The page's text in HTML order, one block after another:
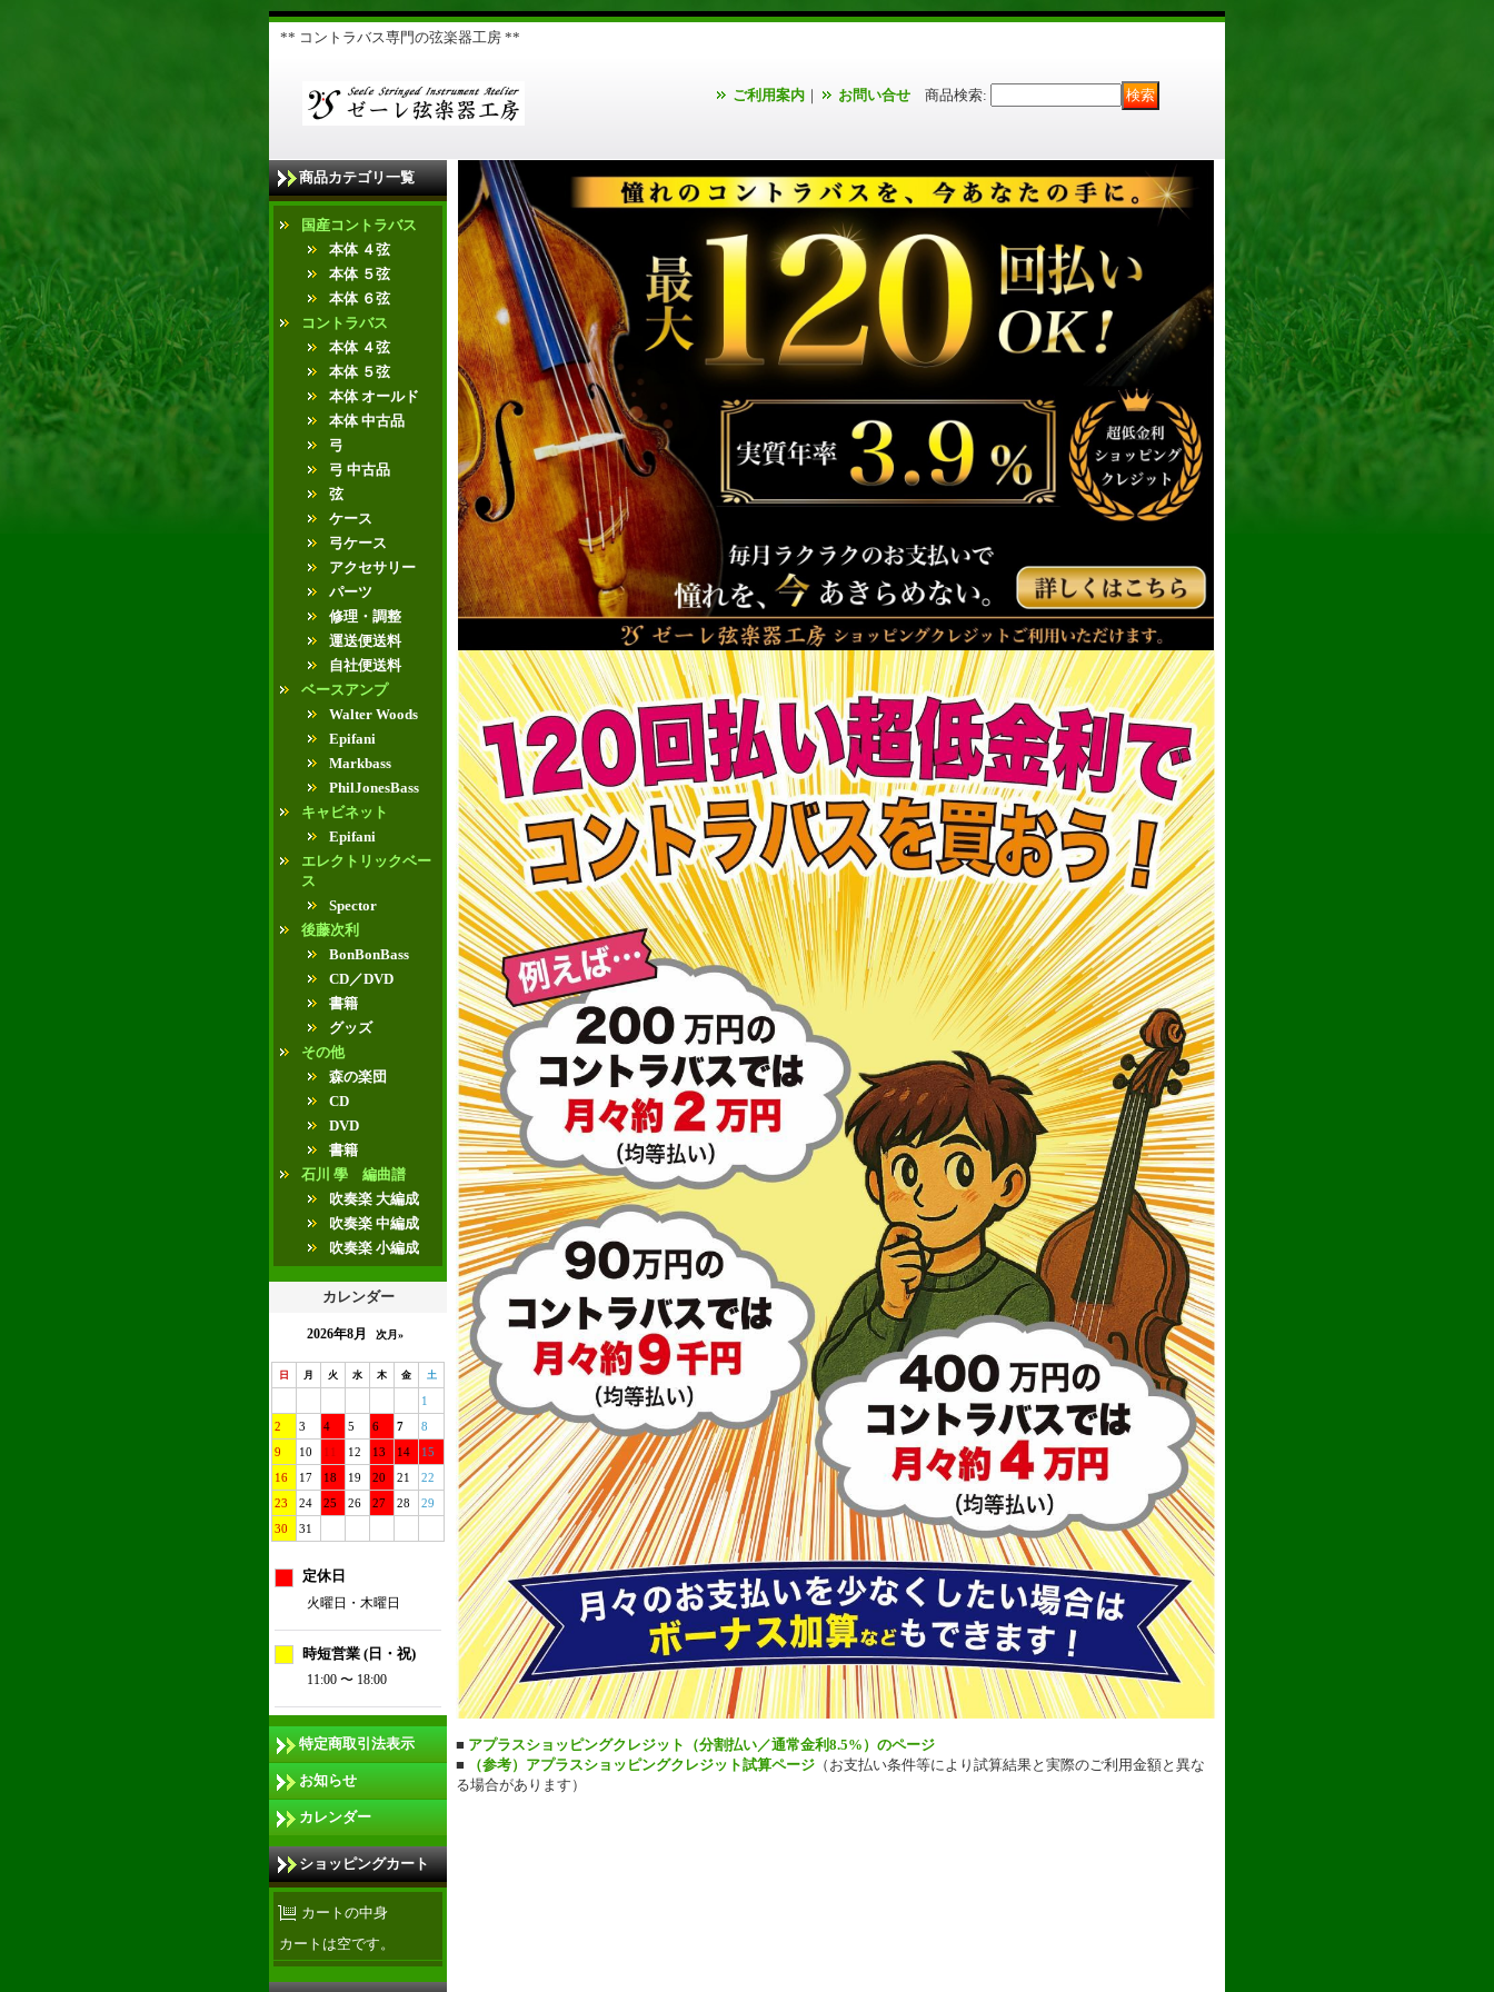
** コントラバス専門の弦楽器工房 **
ご利用案内 ｜ お問い合せ 商品検索:
商品カテゴリ一覧
国産コントラバス
本体 ４弦
本体 ５弦
本体 ６弦
コントラバス
本体 ４弦
本体 ５弦
本体 オールド
本体 中古品
弓
弓 中古品
弦
ケース
弓ケース
アクセサリー
パーツ
修理・調整
運送便送料
自社便送料
ベースアンプ
Walter Woods
Epifani
Markbass
PhilJonesBass
キャビネット
Epifani
エレクトリックベー
ス
Spector
後藤次利
BonBonBass
CD／DVD
書籍
グッズ
その他
森の楽団
CD
DVD
書籍
石川 學 編曲譜
吹奏楽 大編成
吹奏楽 中編成
吹奏楽 小編成
カレンダー
2026年8月 次月»
日 月 火 水 木 金 土
1
2
3 4 5 6 7
8
9
10 11 12 13 14
15
16
17 18 19 20 21
22
23
24 25 26 27 28
29
30
31
定休日
火曜日・木曜日
時短営業 (日・祝)
11:00 〜 18:00
特定商取引法表示
お知らせ
カレンダー
ショッピングカート
カートの中身
カートは空です。
■ アプラスショッピングクレジット（分割払い／通常金利8.5%）のページ
■
（参考）アプラスショッピングクレジット試算ページ（お支払い条件等により試算結果と実際のご利用金額と異な
る場合があります）